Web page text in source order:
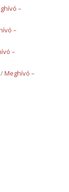
–
–
–
/Meghívó –